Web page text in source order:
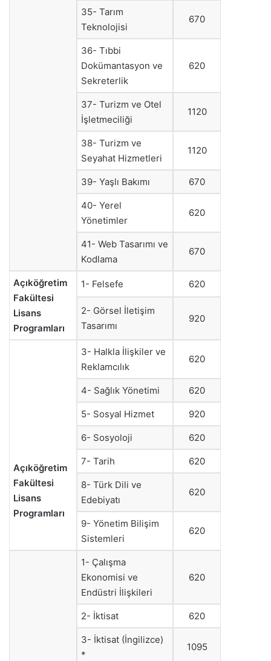
35- Tarım
Teknolojisi
670
36- Tıbbi
Dokümantasyon ve
Sekreterlik
620
37- Turizm ve Otel
İşletmeciliği
1120
38- Turizm ve
Seyahat Hizmetleri
1120
39- Yaşlı Bakımı 670
40- Yerel
Yönetimler
620
41- Web Tasarımı ve
Kodlama
670
Açıköğretim
Fakültesi
Lisans
Programları
1- Felsefe 620
2- Görsel İletişim
Tasarımı
920
Açıköğretim
Fakültesi
Lisans
Programları
3- Halkla İlişkiler ve
Reklamcılık
620
4- Sağlık Yönetimi 620
5- Sosyal Hizmet 920
6- Sosyoloji 620
7- Tarih 620
8- Türk Dili ve
Edebiyatı
620
9- Yönetim Bilişim
Sistemleri
620
1- Çalışma
Ekonomisi ve
Endüstri İlişkileri
620
2- İktisat 620
3- İktisat (İngilizce)
*
1095